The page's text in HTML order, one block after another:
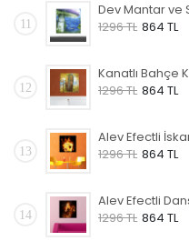
11
1296 TL 864 TL
12
1296 TL 864 TL
13
1296 TL 864 TL
14
1296 TL 864 TL